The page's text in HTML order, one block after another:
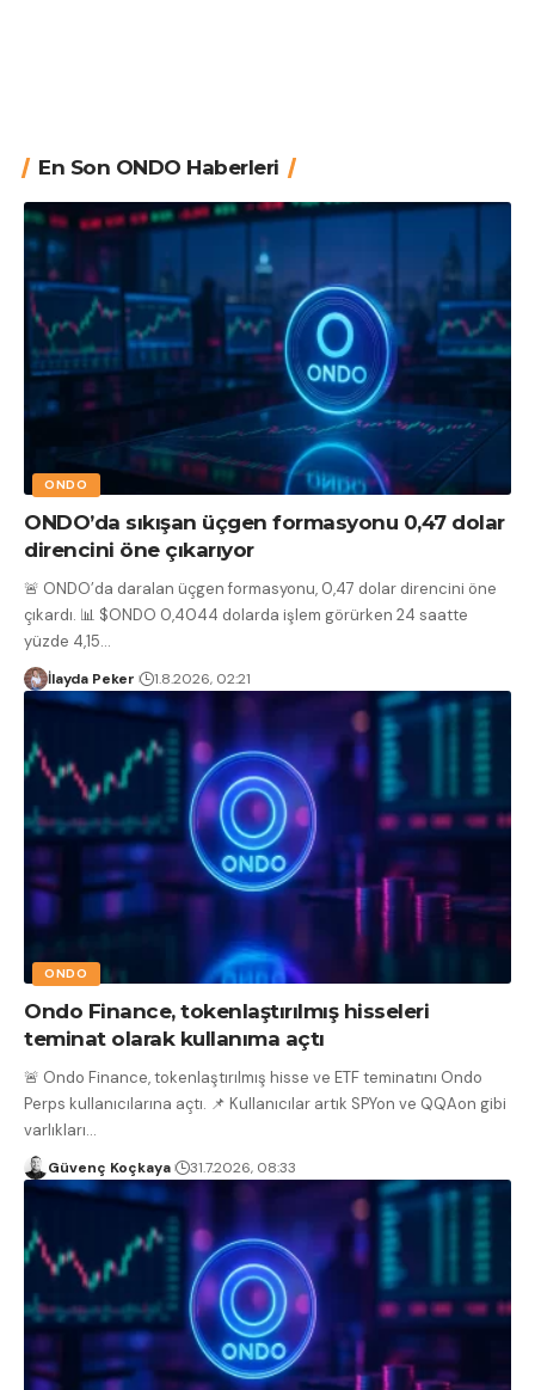
En Son ONDO Haberleri
ONDO
ONDO’da sıkışan üçgen formasyonu 0,47 dolar
direncini öne çıkarıyor
🚨 ONDO’da daralan üçgen formasyonu, 0,47 dolar direncini öne
çıkardı. 📊 $ONDO 0,4044 dolarda işlem görürken 24 saatte
yüzde 4,15…
İlayda Peker 1.8.2026, 02:21
ONDO
Ondo Finance, tokenlaştırılmış hisseleri
teminat olarak kullanıma açtı
🚨 Ondo Finance, tokenlaştırılmış hisse ve ETF teminatını Ondo
Perps kullanıcılarına açtı. 📌 Kullanıcılar artık SPYon ve QQAon gibi
varlıkları…
Güvenç Koçkaya 31.7.2026, 08:33